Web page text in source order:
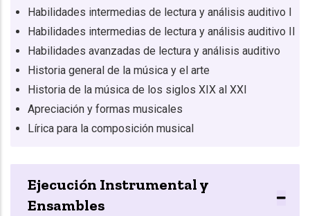
Habilidades intermedias de lectura y análisis auditivo I
Habilidades intermedias de lectura y análisis auditivo II
Habilidades avanzadas de lectura y análisis auditivo
Historia general de la música y el arte
Historia de la música de los siglos XIX al XXI
Apreciación y formas musicales
Lírica para la composición musical
Ejecución Instrumental y
Ensambles